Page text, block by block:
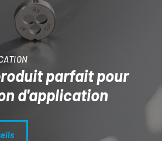
parfait pour
d'application